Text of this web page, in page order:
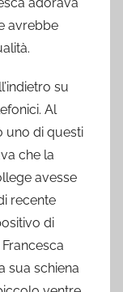
adorava
avrebbe
su
Al
uno di questi
che la
avesse
recente
di
sua schiena